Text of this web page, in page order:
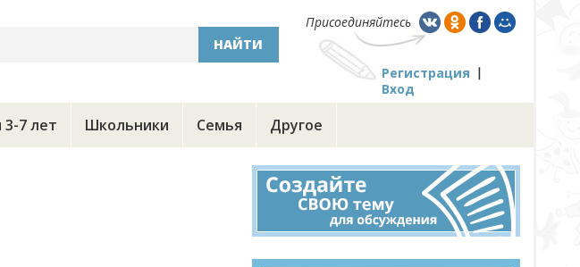
НАЙТИ
Присоединяйтесь
Регистрация
Вход
7 лет Школьники Семья Другое